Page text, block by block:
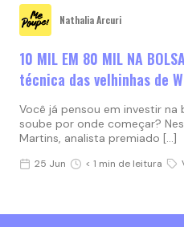
Nathalia Arcuri
10 MIL EM 80 MIL NA
técnica das velhinhas de
Você já pensou em investir na
soube por onde começar?
Martins, analista premiado […]
25 Jun < 1 min de leitura